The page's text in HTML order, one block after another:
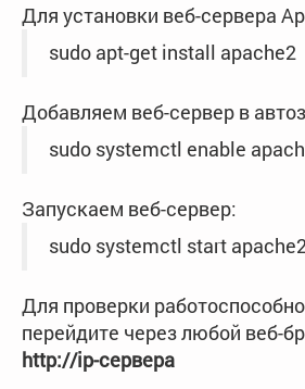
Для установки веб-сервера
sudo apt-get install apache2
Добавляем веб-сервер в
sudo systemctl enable
Запускаем веб-сервер:
sudo systemctl start
Для проверки
перейдите через любой веб-
http://ip-сервера